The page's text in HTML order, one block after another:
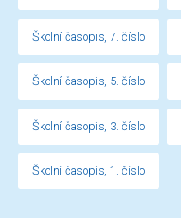
Školní časopis, 7. číslo
Školní časopis, 5. číslo
Školní časopis, 3. číslo
Školní časopis, 1. číslo